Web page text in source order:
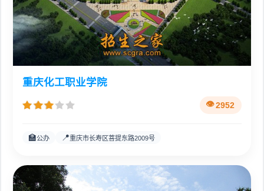
重庆化工职业学院
2952
🏫公办 📍重庆市长寿区菩提东路2009号